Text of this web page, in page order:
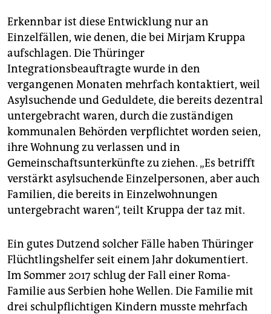
Erkennbar ist diese Entwicklung nur an
Einzelfällen, wie denen, die bei Mirjam Kruppa
aufschlagen. Die Thüringer
Integrationsbeauftragte wurde in den
vergangenen Monaten mehrfach kontaktiert, weil
Asylsuchende und Geduldete, die bereits dezentral
untergebracht waren, durch die zuständigen
kommunalen Behörden verpflichtet worden seien,
ihre Wohnung zu verlassen und in
Gemeinschaftsunterkünfte zu ziehen. „Es betrifft
verstärkt asylsuchende Einzelpersonen, aber auch
Familien, die bereits in Einzelwohnungen
untergebracht waren“, teilt Kruppa der taz mit.
Ein gutes Dutzend solcher Fälle haben Thüringer
Flüchtlingshelfer seit einem Jahr dokumentiert.
Im Sommer 2017 schlug der Fall einer Roma-
Familie aus Serbien hohe Wellen. Die Familie mit
drei schulpflichtigen Kindern musste mehrfach